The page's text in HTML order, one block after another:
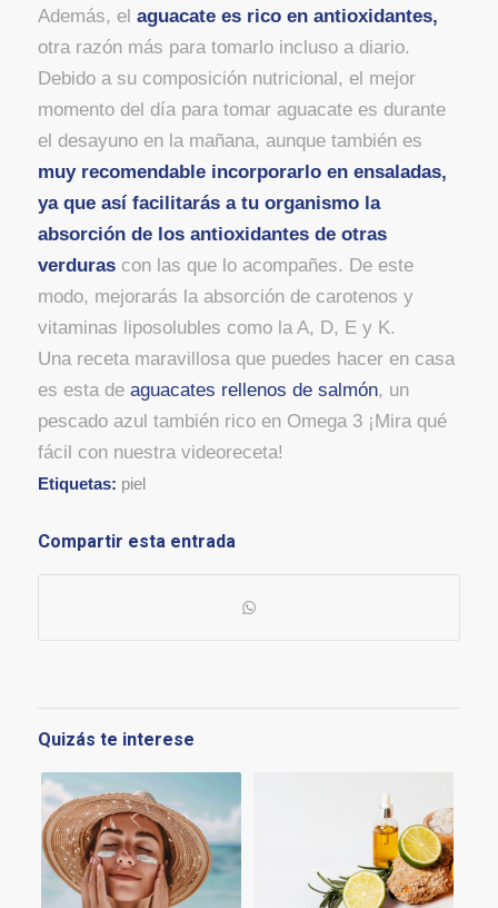
Además, el aguacate es rico en antioxidantes,
otra razón más para tomarlo incluso a diario.
Debido a su composición nutricional, el mejor
momento del día para tomar aguacate es durante
el desayuno en la mañana, aunque también es
muy recomendable incorporarlo en ensaladas,
ya que asífacilitarás a tu organismo la
absorción de los antioxidantes de otras
verduras con las que lo acompañes. De este
modo, mejorarás la absorción de carotenos y
vitaminas liposolubles como la A, D, E y K.
Una receta maravillosa que puedes hacer en casa
es esta de aguacates rellenos de salmón, un
pescado azul también rico en Omega 3 ¡Mira qué
fácil con nuestra videoreceta!
Etiquetas: piel
Compartir esta entrada
Quizás te interese